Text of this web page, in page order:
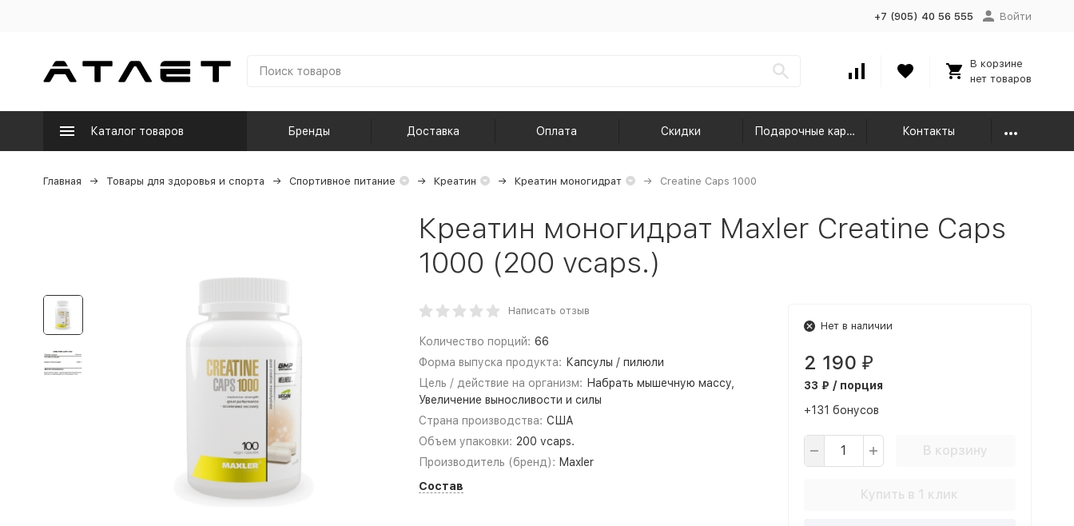
+7 (905) 40 56 555 Войти
В корзине
нет товаров
Каталог товаров Бренды Доставка Оплата Скидки Подарочные карты Контакты
Главная Товары для здоровья и спорта Спортивное питание Креатин Креатин моногидрат Creatine Caps 1000
Креатин моногидрат Maxler Creatine Caps
1000 (200 vcaps.)
Написать отзыв
Количество порций: 66
Форма выпуска продукта: Капсулы / пилюли
Цель / действие на организм: Набрать мышечную массу,
Увеличение выносливости и силы
Страна производства: США
Объем упаковки: 200 vcaps.
Производитель (бренд): Maxler
Состав
Нет в наличии
2 190 ₽
33 ₽ / порция
+131 бонусов
В корзину
Купить в 1 клик